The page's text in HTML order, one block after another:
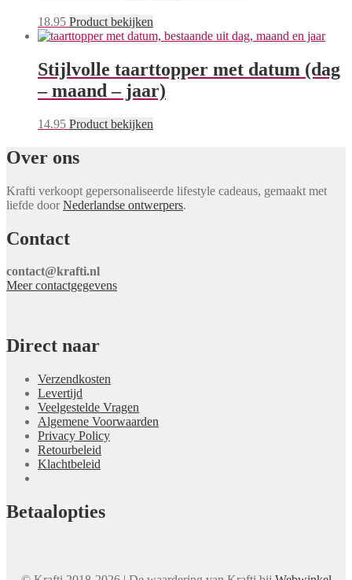
18.95 Product bekijken
Stijlvolle taarttopper met datum (dag
– maand – jaar)
14.95 Product bekijken
Over ons
Krafti verkoopt gepersonaliseerde lifestyle cadeaus, gemaakt met
liefde doorNederlandse ontwerpers.
Contact
contact@krafti.nl
Meer contactgegevens
Direct naar
Verzendkosten
Levertijd
Veelgestelde Vragen
Algemene Voorwaarden
Privacy Policy
Retourbeleid
Klachtbeleid
Betaalopties